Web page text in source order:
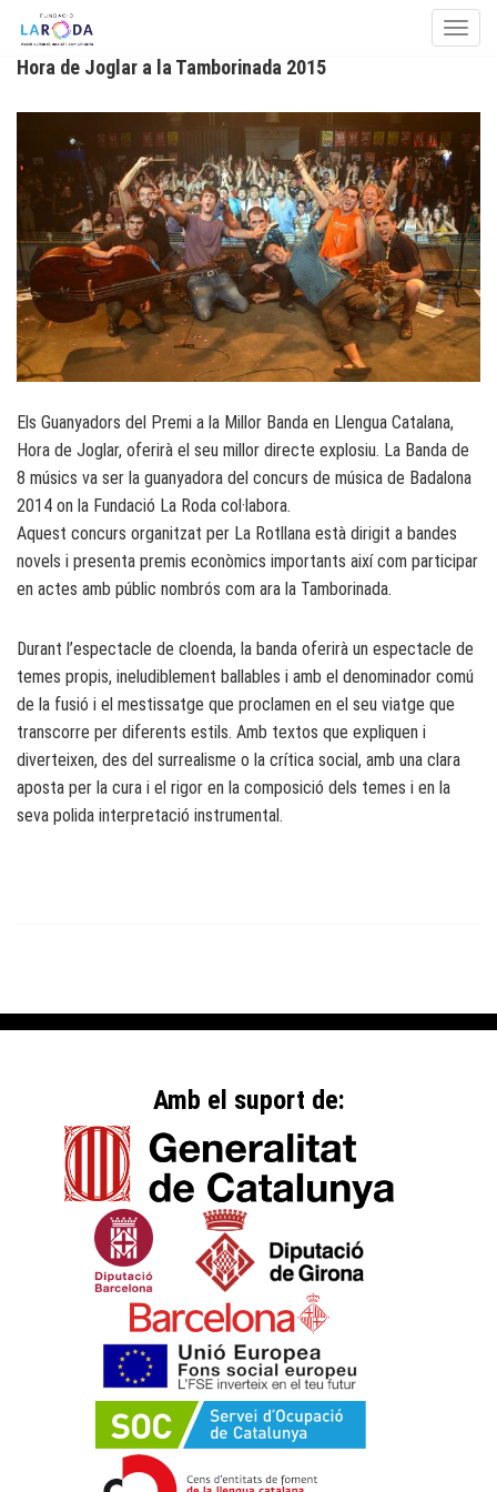
Skip to content
Hora de Joglar a la Tamborinada 2015
Els Guanyadors del Premi a la Millor Banda en Llengua Catalana,
Hora de Joglar, oferirà el seu millor directe explosiu. La Banda de
8 músics va ser la guanyadora del concurs de música de Badalona
2014 on la Fundació La Roda col·labora.
Aquest concurs organitzat per La Rotllana està dirigit a bandes
novels i presenta premis econòmics importants així com participar
en actes amb públic nombrós com ara la Tamborinada.
Durant l’espectacle de cloenda, la banda oferirà un espectacle de
temes propis, ineludiblement ballables i amb el denominador comú
de la fusió i el mestissatge que proclamen en el seu viatge que
transcorre per diferents estils. Amb textos que expliquen i
diverteixen, des del surrealisme o la crítica social, amb una clara
aposta per la cura i el rigor en la composició dels temes i en la
seva polida interpretació instrumental.
Amb el suport de: